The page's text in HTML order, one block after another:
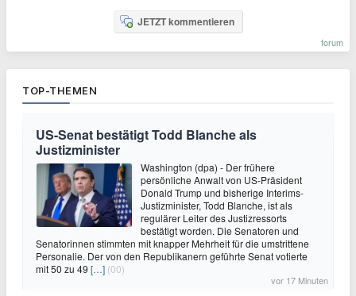
JETZT kommentieren
forum
TOP-THEMEN
US-Senat bestätigt Todd Blanche als
Justizminister
Washington (dpa) - Der frühere
persönliche Anwalt von US-Präsident
Donald Trump und bisherige Interims-
Justizminister, Todd Blanche, ist als
regulärer Leiter des Justizressorts
bestätigt worden. Die Senatoren und
Senatorinnen stimmten mit knapper Mehrheit für die umstrittene
Personalie. Der von den Republikanern geführte Senat votierte
mit 50 zu 49 […] (00)
vor 17 Minuten